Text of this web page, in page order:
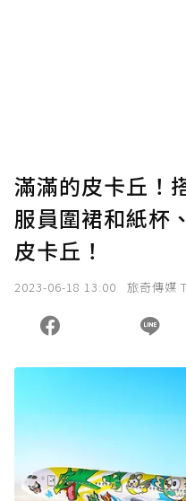
滿滿的皮卡丘！
服員圍裙和紙杯
皮卡丘！
2023-06-18 13:00 旅奇傳媒